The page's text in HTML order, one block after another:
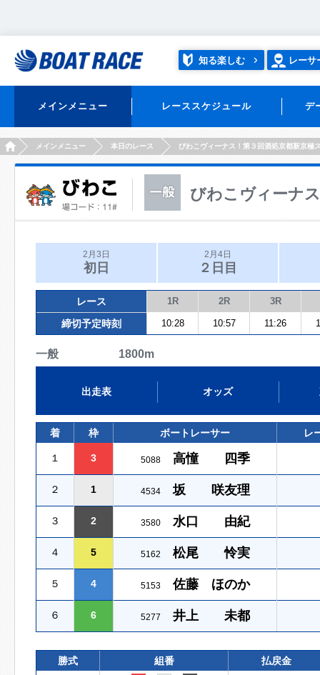
知る楽しむ レーサ
メインメニュー レーススケジュール デ
HOMEメインメニュー 本日のレース びわこヴィーナス！第３回酒処京都新京極
びわこヴィーナ
2月3日
初日
2月4日
２日目
レース 1R 2R 3R
締切予定時刻 10:28 10:57 11:26
一般 1800m
出走表 オッズ
着 枠 ボートレーサー レ
１ 3 5088 高憧 四季
２ 1 4534 坂 咲友理
３ 2 3580 水口 由紀
４ 5 5162 松尾 怜実
５ 4 5153 佐藤 ほのか
６ 6 5277 井上 未都
勝式 組番 払戻金